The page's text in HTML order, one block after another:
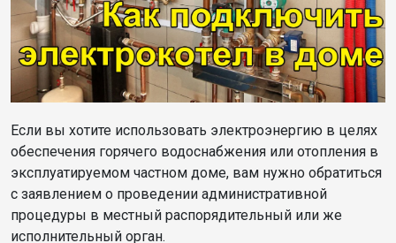
Если вы хотите использовать электроэнергию в целях
обеспечения горячего водоснабжения или отопления в
эксплуатируемом частном доме, вам нужно обратиться
с заявлением о проведении административной
процедуры в местный распорядительный или же
исполнительный орган.